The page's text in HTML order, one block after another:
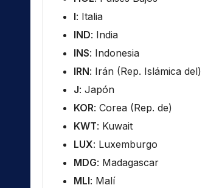
I: Italia
IND: India
INS: Indonesia
IRN: Irán (Rep. Islámica del)
J: Japón
KOR: Corea (Rep. de)
KWT: Kuwait
LUX: Luxemburgo
MDG: Madagascar
MLI: Malí